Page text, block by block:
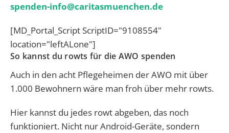
spenden-info@caritasmuenchen.de
[MD_Portal_Script ScriptID="9108554"
location="leftALone"]
So kannst du rowts für die AWO spenden
Auch in den acht Pflegeheimen der AWO mit über
1.000 Bewohnern wäre man froh über mehr rowts.
Hier kannst du jedes rowt abgeben, das noch
funktioniert. Nicht nur Android-Geräte, sondern